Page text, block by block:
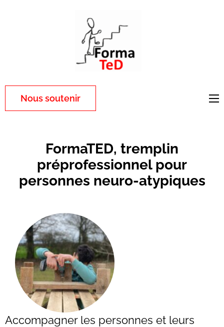
Nous soutenir
FormaTED, tremplin
préprofessionnel pour
personnes neuro-atypiques
Accompagner les personnes et leurs